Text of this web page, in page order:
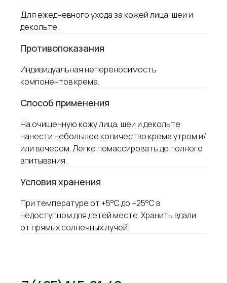
Для ежедневного ухода за кожей лица, шеи и
декольте.
Противопоказания
Индивидуальная непереносимость
компонентов крема.
Cпособ применения
На очищенную кожу лица, шеи и декольте
нанести небольшое количество крема утром и/
или вечером. Легко помассировать до полного
впитывания.
Условия хранения
При температуре от +5°С до +25°С в
недоступном для детей месте. Хранить вдали
от прямых солнечных лучей.
Навигация по сайту
О компании
ДИСТРИБЬЮТОРЫ
ПРОФЕССИОНАЛАМ
КОНТРАКТНОЕ
ПРОИЗВОДСТВО
ОБУЧЕНИЕ
О НАС
СЕРТИФИКАТЫ
РЕКВИЗИТЫ
ВАКАНСИИ
ДОСТАВКА И ОПЛАТА
ОТЗЫВЫ ПРОФЕССИОНАЛОВ